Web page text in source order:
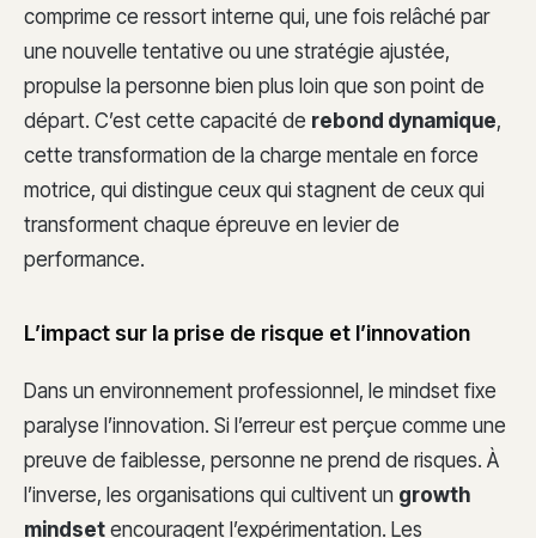
comprime ce ressort interne qui, une fois relâché par
une nouvelle tentative ou une stratégie ajustée,
propulse la personne bien plus loin que son point de
départ. C’est cette capacité de rebond dynamique,
cette transformation de la charge mentale en force
motrice, qui distingue ceux qui stagnent de ceux qui
transforment chaque épreuve en levier de
performance.
L’impact sur la prise de risque et l’innovation
Dans un environnement professionnel, le mindset fixe
paralyse l’innovation. Si l’erreur est perçue comme une
preuve de faiblesse, personne ne prend de risques. À
l’inverse, les organisations qui cultivent un growth
mindset encouragent l’expérimentation. Les